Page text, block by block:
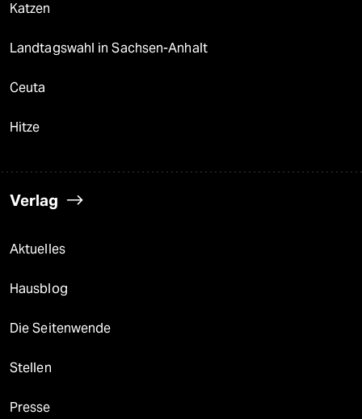
Katzen
Landtagswahl in Sachsen-Anhalt
Ceuta
Hitze
Verlag
Aktuelles
Hausblog
Die Seitenwende
Stellen
Presse